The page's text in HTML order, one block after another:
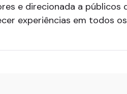
e direcionada a públicos
experiências em todos